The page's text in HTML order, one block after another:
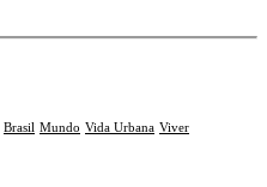
Brasil Mundo Vida Urbana Viver